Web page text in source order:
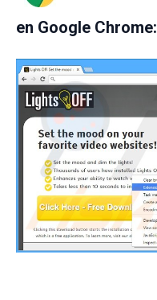
en Google Chrome: